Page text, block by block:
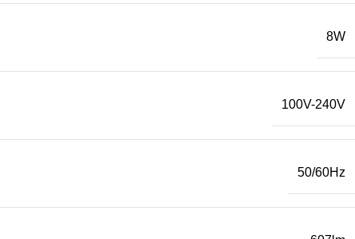
8W
100V-240V
50/60Hz